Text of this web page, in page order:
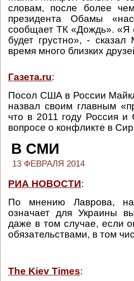
словам, после более
президента Обамы
сообщает ТК «Дождь». «Я
будет грустно», -
время много близких
Газета.ru:
Посол США в России
назвал своим главным
что в 2011 году Россия
вопросе о конфликте в
В СМИ
13 ФЕВРАЛЯ 2014
РИА НОВОСТИ:
По мнению Лаврова, на
означает для Украины
даже в том случае, если
обязательствами, в том
The Kiev Times: